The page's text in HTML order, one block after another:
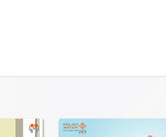
อต่อการมีลูก ขณะที่อีกประมาณร้อยละ 10 มาจา
ทุนหลักในการพัฒนาทรัพยากรมนุษย์ โดยมีสาระ
ธุ์ ในกลุ่มที่ใช้ชีวิตคู่ไม่อยากจดทะเบียนสมรส กลุ่